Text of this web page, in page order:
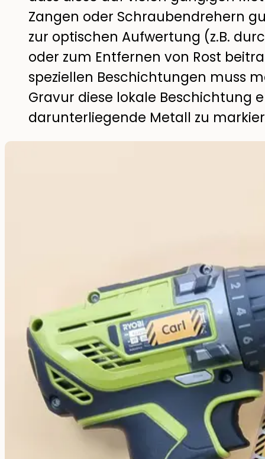
Zangen oder Schraubendrehern
zur optischen Aufwertung (z.B.
oder zum Entfernen von Rost
speziellen Beschichtungen muss
Gravur diese lokale Beschichtung
darunterliegende Metall zu